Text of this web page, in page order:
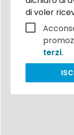
di voler
terzi.